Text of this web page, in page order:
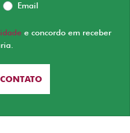
Email
e concordo em receber